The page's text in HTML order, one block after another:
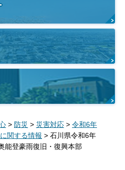
> 防災 > 災害対応 > 令和6年
関する情報 > 石川県令和6年
能登豪雨復旧・復興本部